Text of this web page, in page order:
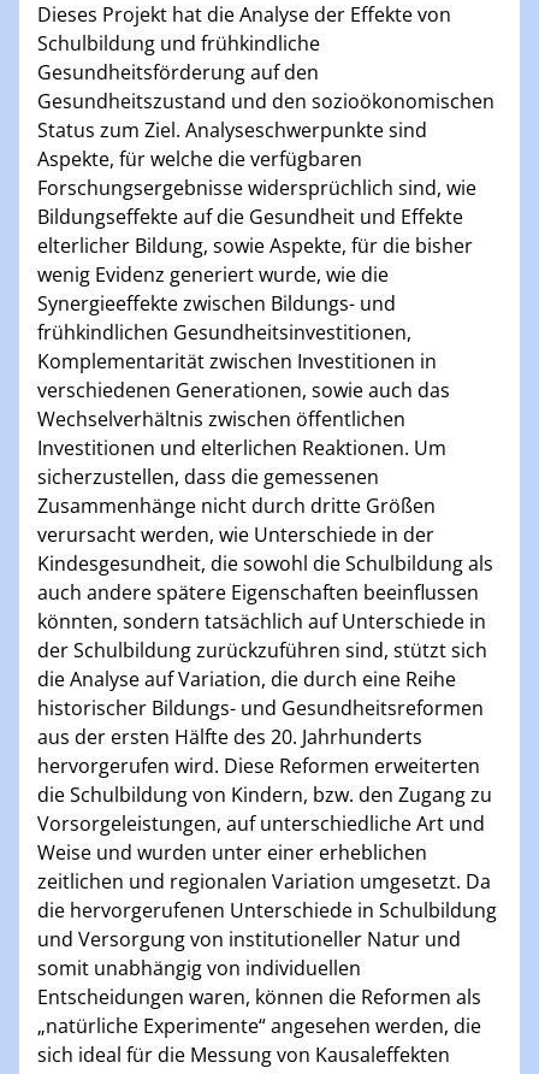
Dieses Projekt hat die Analyse der Effekte von
Schulbildung und frühkindliche
Gesundheitsförderung auf den
Gesundheitszustand und den sozioökonomischen
Status zum Ziel. Analyseschwerpunkte sind
Aspekte, für welche die verfügbaren
Forschungsergebnisse widersprüchlich sind, wie
Bildungseffekte auf die Gesundheit und Effekte
elterlicher Bildung, sowie Aspekte, für die bisher
wenig Evidenz generiert wurde, wie die
Synergieeffekte zwischen Bildungs- und
frühkindlichen Gesundheitsinvestitionen,
Komplementarität zwischen Investitionen in
verschiedenen Generationen, sowie auch das
Wechselverhältnis zwischen öffentlichen
Investitionen und elterlichen Reaktionen. Um
sicherzustellen, dass die gemessenen
Zusammenhänge nicht durch dritte Größen
verursacht werden, wie Unterschiede in der
Kindesgesundheit, die sowohl die Schulbildung als
auch andere spätere Eigenschaften beeinflussen
könnten, sondern tatsächlich auf Unterschiede in
der Schulbildung zurückzuführen sind, stützt sich
die Analyse auf Variation, die durch eine Reihe
historischer Bildungs- und Gesundheitsreformen
aus der ersten Hälfte des 20. Jahrhunderts
hervorgerufen wird. Diese Reformen erweiterten
die Schulbildung von Kindern, bzw. den Zugang zu
Vorsorgeleistungen, auf unterschiedliche Art und
Weise und wurden unter einer erheblichen
zeitlichen und regionalen Variation umgesetzt. Da
die hervorgerufenen Unterschiede in Schulbildung
und Versorgung von institutioneller Natur und
somit unabhängig von individuellen
Entscheidungen waren, können die Reformen als
„natürliche Experimente“ angesehen werden, die
sich ideal für die Messung von Kausaleffekten